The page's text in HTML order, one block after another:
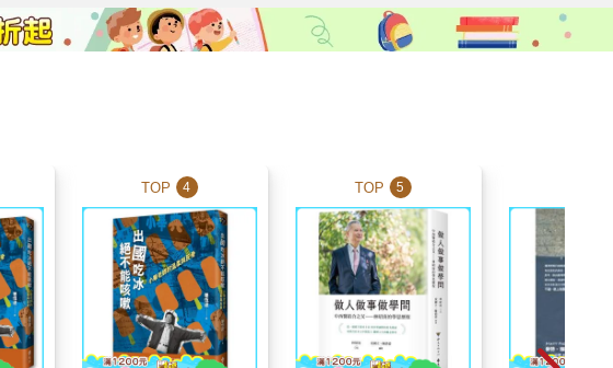
TOP 4 TOP 5